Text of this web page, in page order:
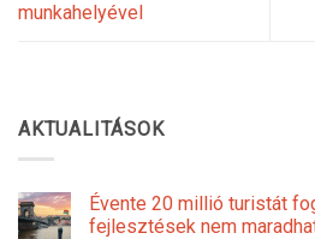
munkahelyével
AKTUALITÁSOK
Évente 20 millió turistát
fejlesztések nem